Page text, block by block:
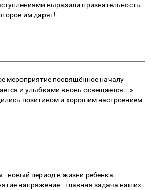
выразили признательность
им дарят!
мероприятие посвящённое началу
и улыбками вновь освещается...»
позитивом и хорошим настроением
новый период в жизни ребенка.
напряжение - главная задача наших